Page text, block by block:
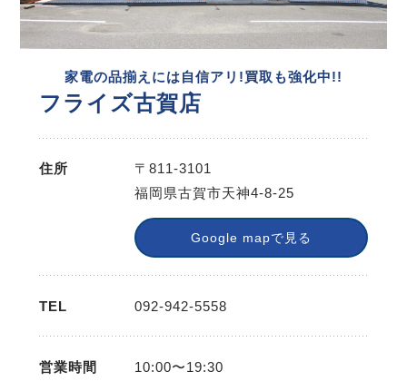
家電の品揃えには自信アリ!買取も強化中!!
フライズ古賀店
住所
〒811-3101
福岡県古賀市天神4-8-25
Google mapで見る
TEL 092-942-5558
営業時間 10:00〜19:30